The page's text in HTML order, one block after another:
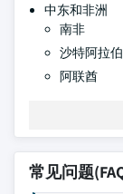
中东和非洲
南非
沙特阿拉伯
阿联酋
常见问题